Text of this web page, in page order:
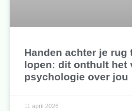
Handen achter je rug
lopen: dit onthult het
psychologie over jou
11 april 2026